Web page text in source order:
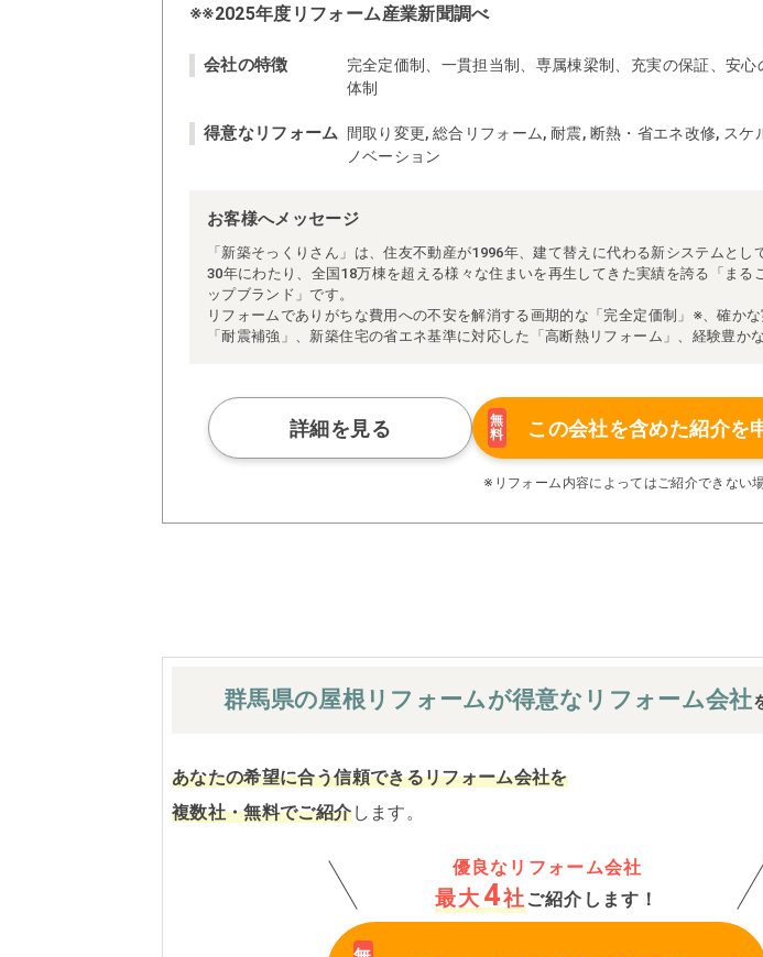
※※2025年度リフォーム産業新聞調べ
会社の特徴
完全定価制、一貫担当制、専属棟梁制、充実の保証、安心
体制
得意なリフォーム
間取り変更, 総合リフォーム, 耐震, 断熱・省エネ改修, スケ
ノベーション
お客様へメッセージ
「新築そっくりさん」は、住友不動産が1996年、建て替えに代わる新システムとし
30年にわたり、全国18万棟を超える様々な住まいを再生してきた実績を誇る「まる
ップブランド」です。
リフォームでありがちな費用への不安を解消する画期的な「完全定価制」※、確か
「耐震補強」、新築住宅の省エネ基準に対応した「高断熱リフォーム」、経験豊か
られた充実の施工マニュアルや検査体制により高い施工品質を実現。
さらに、住友不動産のリフォームならではの充実の保証、アフターサービス体制で
ぜひ、あなたの大切なお住まいの再生を私たちにお任せください！
※お客様のご要望による工事内容変更がない限り着工後の追加費用はありません。
詳細を見る
無
料
この会社を含めた紹介を
※リフォーム内容によってはご紹介できない
群馬県の屋根 リフォームが得意なリフォーム会社
あなたの希望に合う信頼できるリフォーム会社を
複数社・無料でご紹介します。
優良なリフォーム会社
最大 4社 ご紹介します！